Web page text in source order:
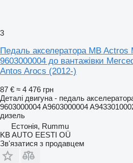
3
Педаль акселератора MB Actros
9603000004 до вантажівки
Antos Arocs (2012-)
87 € ≈ 4 476 грн
Деталі двигуна - педаль
9603000004 A9603000004
дизель
Естонія, Rummu
KB AUTO EESTI OÜ
Зв'язатися з продавцем